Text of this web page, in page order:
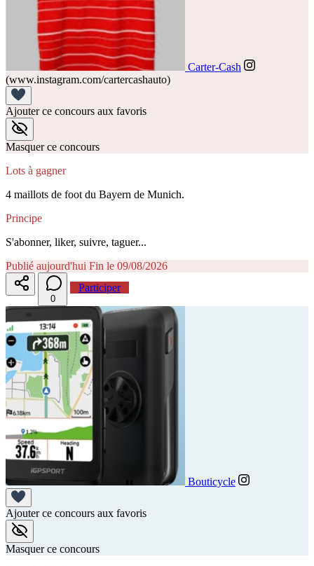
Carter-Cash
(www.instagram.com/cartercashauto)
Ajouter ce concours aux favoris
Masquer ce concours
Lots à gagner
4 maillots de foot du Bayern de Munich.
Principe
S'abonner, liker, suivre, taguer...
Publié aujourd'hui Fin le 09/08/2026
0
Participer
Bouticycle
Ajouter ce concours aux favoris
Masquer ce concours